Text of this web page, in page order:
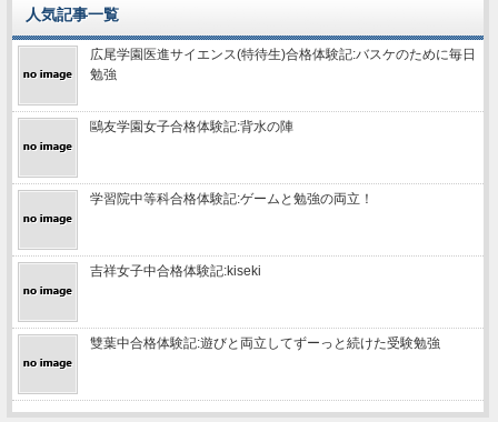
人気記事一覧
広尾学園医進サイエンス(特待生)合格体験記:バスケのために毎日
勉強
鷗友学園女子合格体験記:背水の陣
学習院中等科合格体験記:ゲームと勉強の両立！
吉祥女子中合格体験記:kiseki
雙葉中合格体験記:遊びと両立してずーっと続けた受験勉強